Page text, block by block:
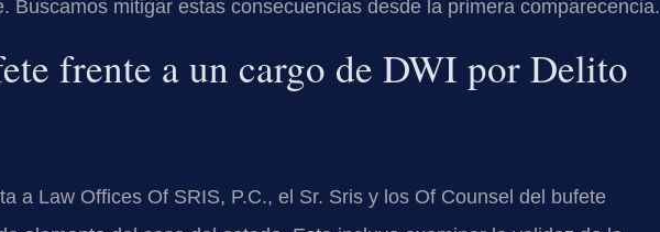
Buscamos mitigar estas consecuencias desde la primera comparecencia.
frente a un cargo de DWI por Delito
a Law Offices Of SRIS, P.C., el Sr. Sris y los Of Counsel del bufete